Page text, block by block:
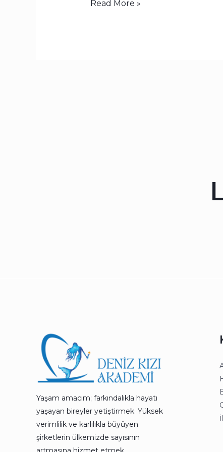
Read More »
Yaşam amacım; farkındalıkla hayatı
yaşayan bireyler yetiştirmek. Yüksek
verimlilik ve karlılıkla büyüyen
şirketlerin ülkemizde sayısının